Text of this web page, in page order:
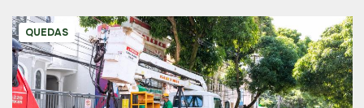
QUEDAS